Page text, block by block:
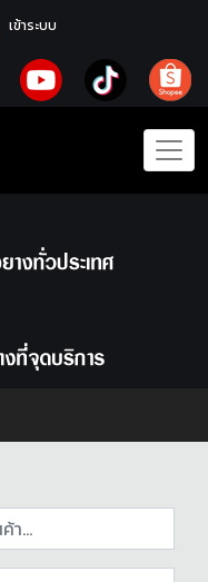
เข้าระบบ